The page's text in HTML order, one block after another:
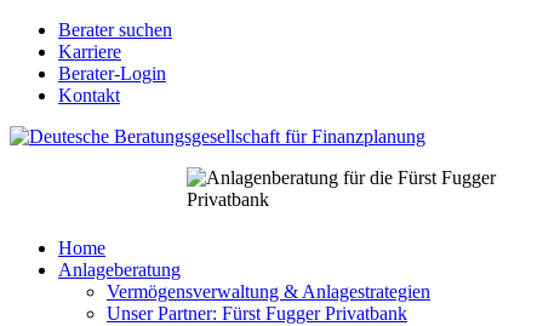
Direkt
zum
Inhalt
Berater
Login
für
Berater suchen
Karriere
Berater-Login
Kontakt
Main
navigation
Home
Anlageberatung
Vermögensverwaltung & Anlagestrategien
Unser Partner: Fürst Fugger Privatbank